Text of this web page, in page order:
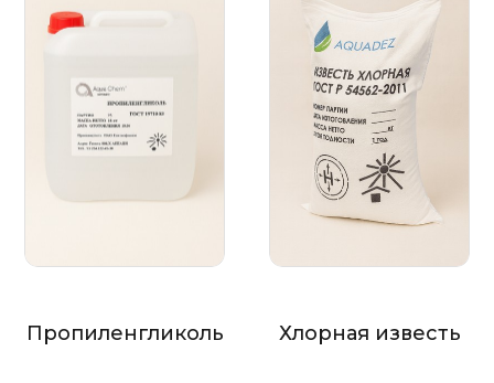
Пропиленгликоль Хлорная известь